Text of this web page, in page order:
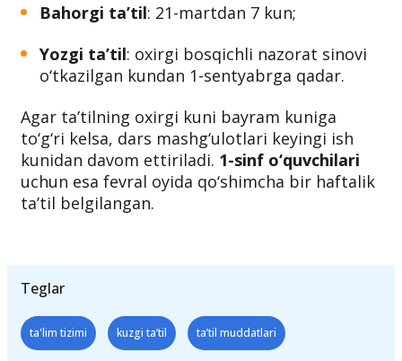
Bahorgi ta’til: 21-martdan 7 kun;
Yozgi ta’til: oxirgi bosqichli nazorat sinovi
o‘tkazilgan kundan 1-sentyabrga qadar.
Agar ta’tilning oxirgi kuni bayram kuniga
to‘g‘ri kelsa, dars mashg‘ulotlari keyingi ish
kunidan davom ettiriladi. 1-sinf o‘quvchilari
uchun esa fevral oyida qo‘shimcha bir haftalik
ta’til belgilangan.
Teglar
ta'lim tizimi kuzgi ta’til ta’til muddatlari